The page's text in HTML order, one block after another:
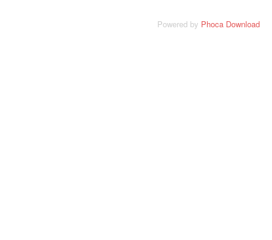
Powered by Phoca Download